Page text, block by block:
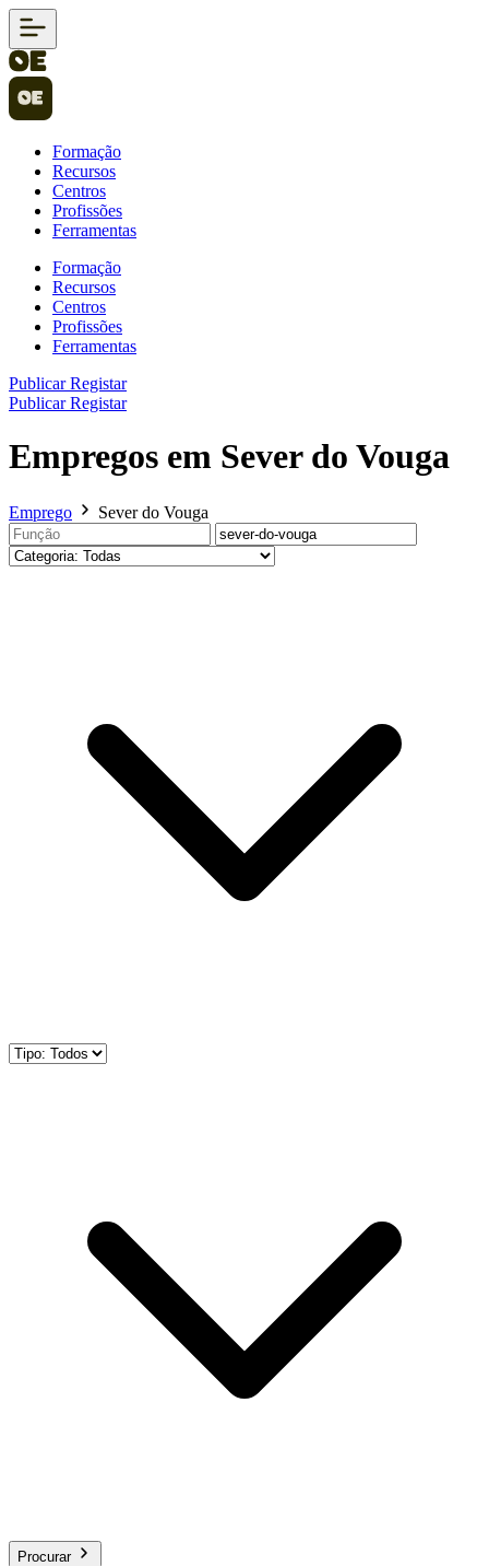
Formação
Recursos
Centros
Profissões
Ferramentas
Formação
Recursos
Centros
Profissões
Ferramentas
PublicarRegistar
PublicarRegistar
Empregos em Sever do Vouga
Emprego Sever do Vouga
Procurar